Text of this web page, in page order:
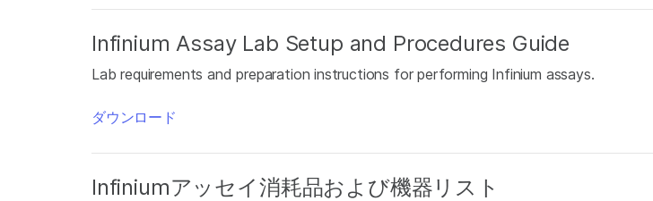
Infinium Assay Lab Setup and Procedures Guide
Lab requirements and preparation instructions for performing Infinium assays.
ダウンロード
Infiniumアッセイ消耗品および機器リスト